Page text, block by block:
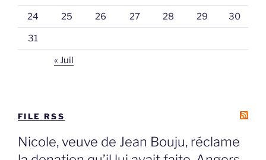
24 25 26 27 28 29 30
31
« Juil
FILE RSS
Nicole, veuve de Jean Bouju, réclame